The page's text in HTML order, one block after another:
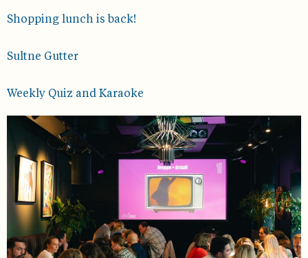
Shopping lunch is back!
Sultne Gutter
Weekly Quiz and Karaoke